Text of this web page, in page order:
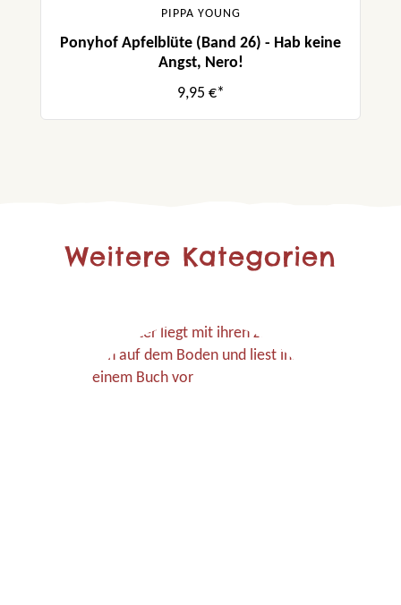
PIPPA YOUNG
Ponyhof Apfelblüte (Band 26) - Hab keine
Angst, Nero!
9,95 €*
Weitere Kategorien